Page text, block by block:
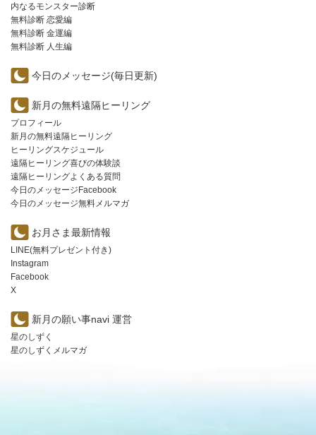
内なるモンスター診断
無料診断 恋愛編
無料診断 金運編
無料診断 人生編
今日のメッセージ(毎日更新)
新月の無料遠隔ヒーリング
プロフィール
新月の無料遠隔ヒーリング
ヒーリングスケジュール
遠隔ヒーリング喜びの体験談
遠隔ヒーリングよくある質問
今日のメッセージFacebook
今日のメッセージ無料メルマガ
お月さま最新情報
LINE(無料プレゼント付き)
Instagram
Facebook
X
新月の願い事navi 運営
星のしずく
星のしずくメルマガ